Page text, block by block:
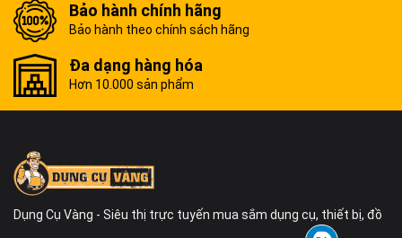
Bảo hành chính hãng
Bảo hành theo chính sách hãng
Đa dạng hàng hóa
Hơn 10.000 sản phẩm
Dụng Cụ Vàng - Siêu thị trực tuyến mua sắm dụng cụ, thiết bị, đồ